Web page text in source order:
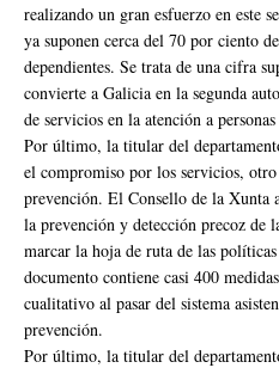
realizando un gran esfuerzo en este
ya suponen cerca del 70 por ciento
dependientes. Se trata de una cifra
convierte a Galicia en la segunda
de servicios en la atención a
Por último, la titular del
el compromiso por los servicios,
prevención. El Consello de la Xunta
la prevención y detección precoz de
marcar la hoja de ruta de las
documento contiene casi 400
cualitativo al pasar del sistema
prevención.
Por último, la titular del